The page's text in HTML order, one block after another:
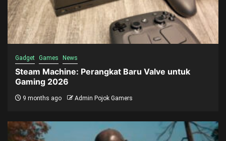
Gadget Games News
Steam Machine: Perangkat Baru Valve untuk
Gaming 2026
9 months ago Admin Pojok Gamers